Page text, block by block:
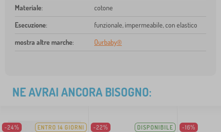
Materiale: cotone
Esecuzione: funzionale, impermeabile, con elastico
mostra altre marche: Ourbaby®
NE AVRAI ANCORA BISOGNO:
-24% ENTRO 14 GIORNI -22% DISPONIBILE -16%